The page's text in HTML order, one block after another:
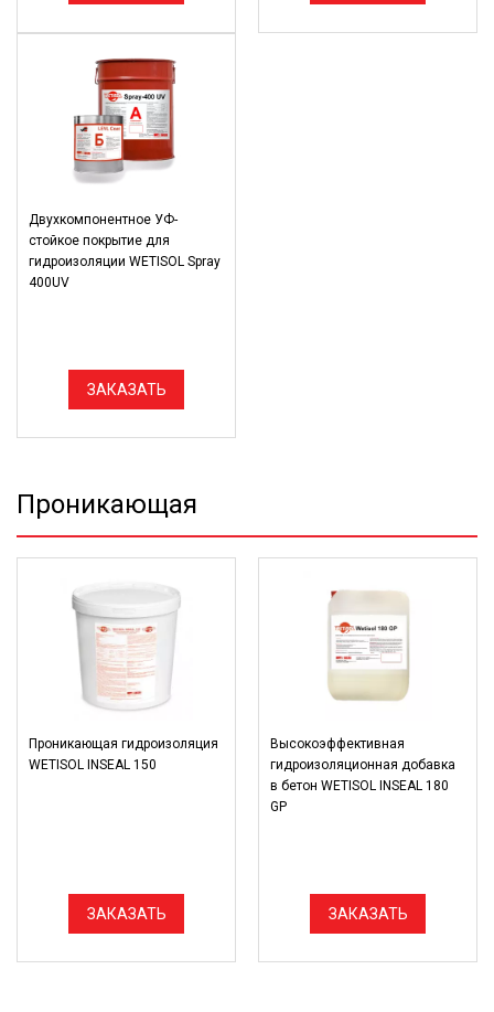
Двухкомпонентное УФ-
стойкое покрытие для
гидроизоляции WETISOL Spray
400UV
ЗАКАЗАТЬ
Проникающая
Проникающая гидроизоляция
WETISOL INSEAL 150
ЗАКАЗАТЬ
Высокоэффективная
гидроизоляционная добавка
в бетон WETISOL INSEAL 180
GP
ЗАКАЗАТЬ